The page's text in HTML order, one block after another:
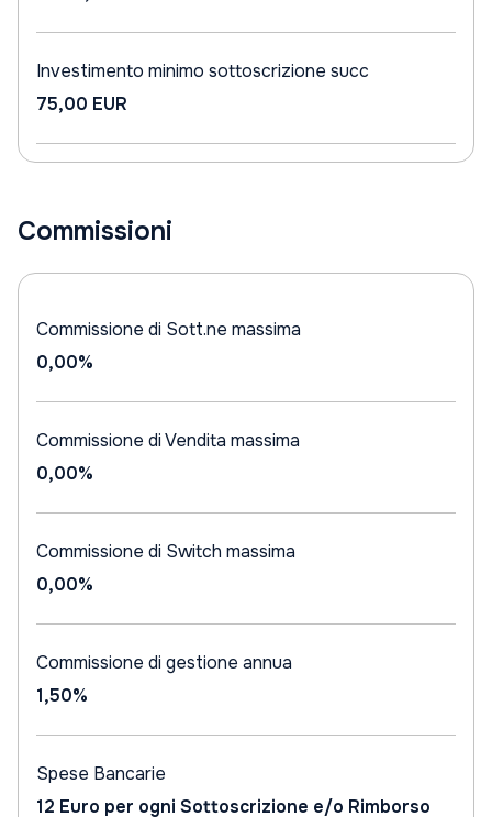
Investimento minimo sottoscrizione succ
75,00 EUR
Commissioni
Commissione di Sott.ne massima
0,00%
Commissione di Vendita massima
0,00%
Commissione di Switch massima
0,00%
Commissione di gestione annua
1,50%
Spese Bancarie
12 Euro per ogni Sottoscrizione e/o Rimborso